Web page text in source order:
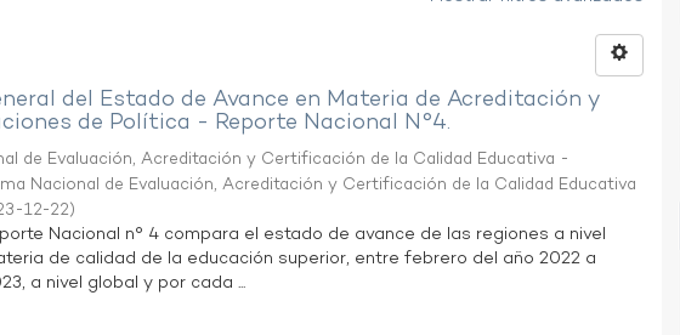
del Estado de Avance en Materia de Acreditación y
de Política - Reporte Nacional N°4.
de Evaluación, Acreditación y Certificación de la Calidad Educativa -
Nacional de Evaluación, Acreditación y Certificación de la Calidad Educativa
12-22)
Nacional n° 4 compara el estado de avance de las regiones a nivel
de calidad de la educación superior, entre febrero del año 2022 a
a nivel global y por cada ...